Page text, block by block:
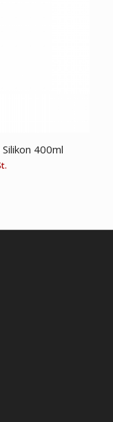
400ml